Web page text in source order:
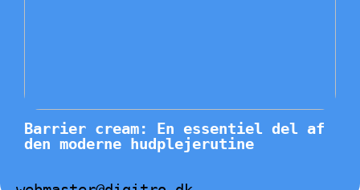
Barrier cream: En essentiel del af
den moderne hudplejerutine